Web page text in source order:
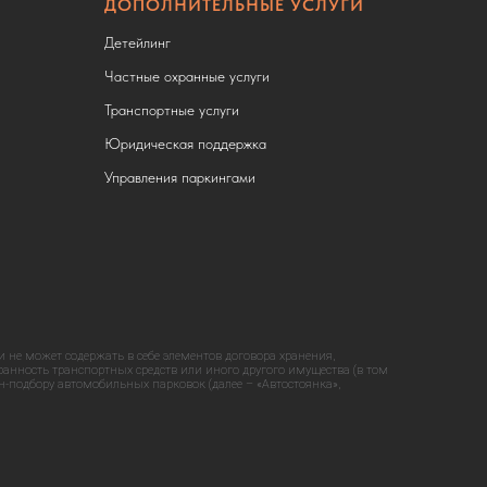
ДОПОЛНИТЕЛЬНЫЕ УСЛУГИ
Детейлинг
Частные охранные услуги
Транспортные услуги
Юридическая поддержка
Управления паркингами
может содержать в себе элементов договора хранения,
транспортных средств или иного другого имущества (в том
автомобильных парковок (далее – «Автостоянка»,